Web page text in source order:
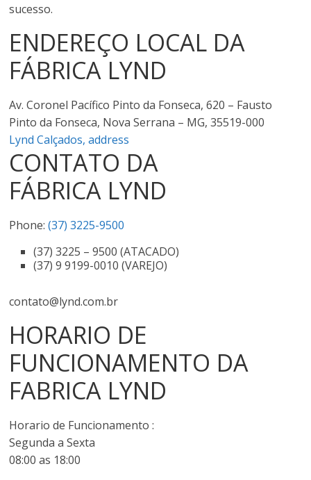
sucesso.
ENDEREÇO LOCAL DA
FÁBRICA LYND
Av. Coronel Pacífico Pinto da Fonseca, 620 – Fausto
Pinto da Fonseca, Nova Serrana – MG, 35519-000
Lynd Calçados, address
CONTATO DA
FÁBRICA LYND
Phone:(37) 3225-9500
(37) 3225 – 9500 (ATACADO)
(37) 9 9199-0010 (VAREJO)
contato@lynd.com.br
HORARIO DE
FUNCIONAMENTO DA
FABRICA LYND
Horario de Funcionamento :
Segunda a Sexta
08:00 as 18:00